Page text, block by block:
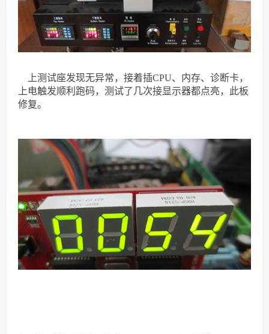
上测试座发现无异常，接着插CPU、内存、诊断卡，
上电触发顺利跑码， 测试了几次接显示器都点亮，此板
修复。